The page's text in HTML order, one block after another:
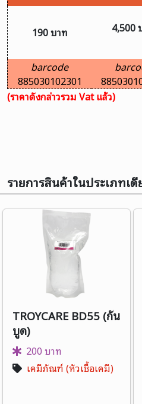
190 บาท 4,500
barcode
885030102301
(ราคาดังกล่าวรวม Vat แล้ว)
รายการสินค้าในประเภทเ
TROYCARE BD55 (กัน
บูด)
200 บาท
เคมีภัณฑ์ (หัวเชื้อเคมี)